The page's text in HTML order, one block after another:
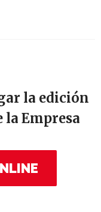
la edición
la Empresa